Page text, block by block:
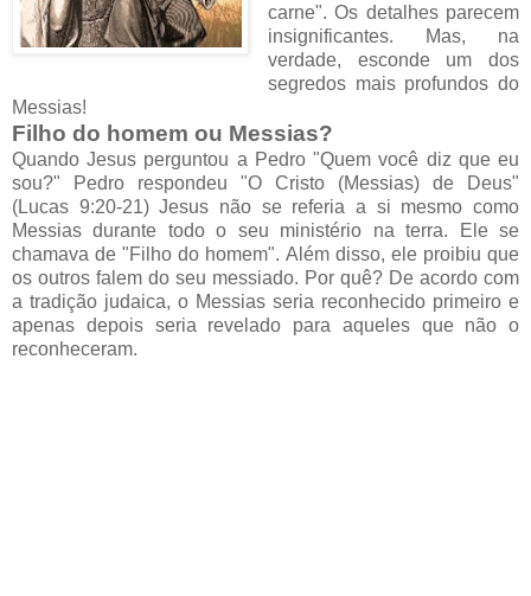
carne". Os detalhes parecem
insignificantes. Mas, na
verdade, esconde um dos
segredos mais profundos do
Messias!
Filho do homem ou Messias?
Quando Jesus perguntou a Pedro "Quem você diz que eu
sou?" Pedro respondeu "O Cristo (Messias) de Deus"
(Lucas 9:20-21) Jesus não se referia a si mesmo como
Messias durante todo o seu ministério na terra. Ele se
chamava de "Filho do homem". Além disso, ele proibiu que
os outros falem do seu messiado. Por quê? De acordo com
a tradição judaica, o Messias seria reconhecido primeiro e
apenas depois seria revelado para aqueles que não o
reconheceram.